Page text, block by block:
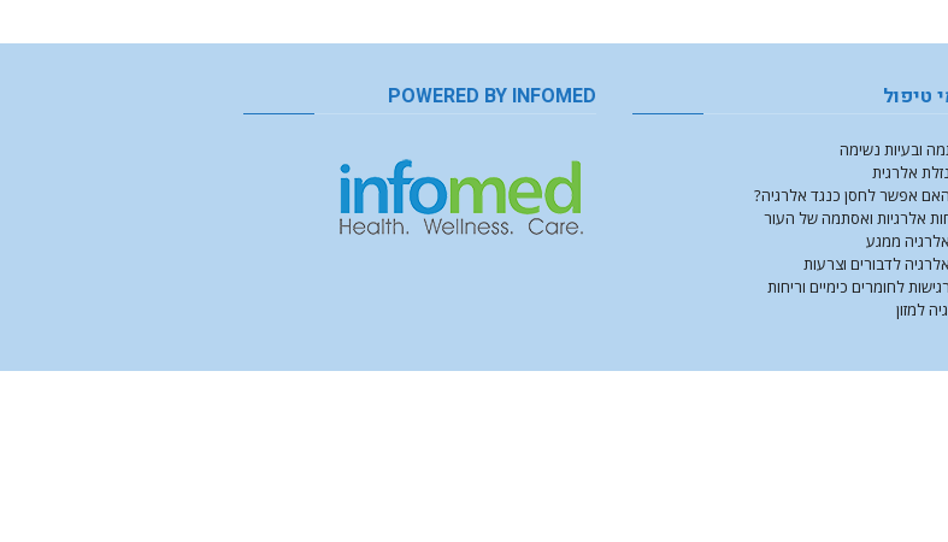
טיפול
ובעיות נשימה
נזלת אלרגית
האם אפשר לחסן כנגד אלרגיה?
אלרגיות ואסתמה של העור
אלרגיה ממגע
אלרגיה לדבורים וצרעות
רגישות לחומרים כימיים וריחות
למזון
POWERED BY INFOMED